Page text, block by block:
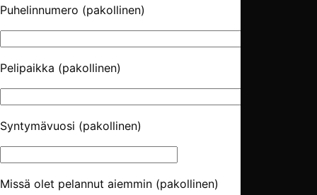
Puhelinnumero (pakollinen)
Pelipaikka (pakollinen)
Syntymävuosi (pakollinen)
Missä olet pelannut aiemmin (pakollinen)